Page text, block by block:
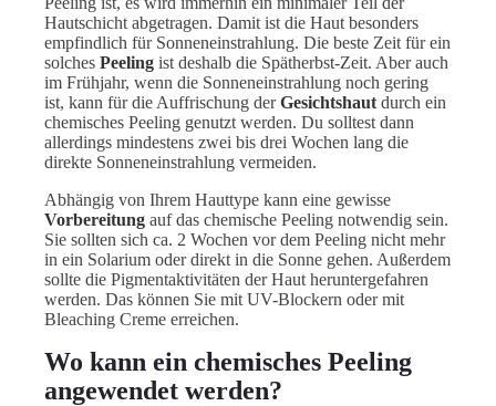
Hautschicht abgetragen. Damit ist die Haut besonders
empfindlich für Sonneneinstrahlung. Die beste Zeit für ein
solches Peeling ist deshalb die Spätherbst-Zeit. Aber auch
im Frühjahr, wenn die Sonneneinstrahlung noch gering
ist, kann für die Auffrischung derGesichtshaut durch ein
chemisches Peeling genutzt werden. Du solltest dann
allerdings mindestens zwei bis drei Wochen lang die
direkte Sonneneinstrahlung vermeiden.
Abhängig von Ihrem Hauttype kann eine gewisse
Vorbereitung auf das chemische Peeling notwendig sein.
Sie sollten sich ca. 2 Wochen vor dem Peeling nicht mehr
in ein Solarium oder direkt in die Sonne gehen. Außerdem
sollte die Pigmentaktivitäten der Haut heruntergefahren
werden. Das können Sie mit UV-Blockern oder mit
Bleaching Creme erreichen.
Wo kann ein chemisches Peeling
angewendet werden?